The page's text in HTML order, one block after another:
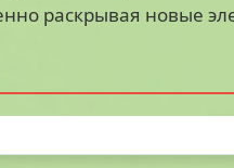
раскрывая новые